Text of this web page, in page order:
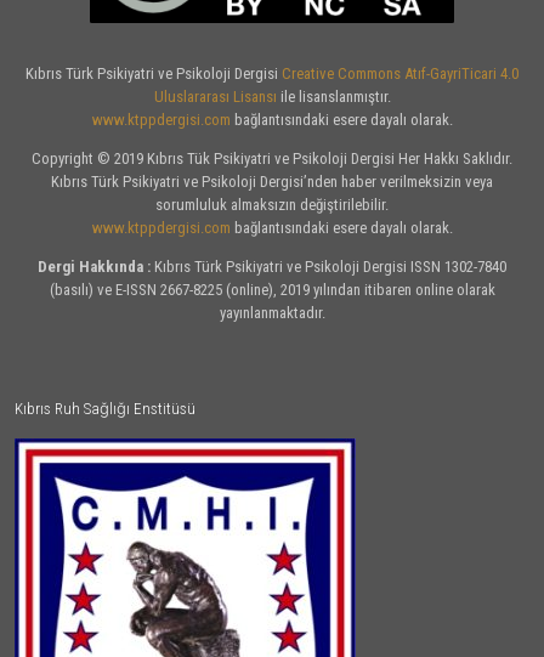
Kıbrıs Türk Psikiyatri ve Psikoloji Dergisi Creative Commons Atıf-GayriTicari 4.0
Uluslararası Lisansı ile lisanslanmıştır.
www.ktppdergisi.com bağlantısındaki esere dayalı olarak.
Copyright © 2019 Kıbrıs Tük Psikiyatri ve Psikoloji Dergisi Her Hakkı Saklıdır.
Kıbrıs Türk Psikiyatri ve Psikoloji Dergisi’nden haber verilmeksizin veya
sorumluluk almaksızın değiştirilebilir.
www.ktppdergisi.com bağlantısındaki esere dayalı olarak.
Dergi Hakkında : Kıbrıs Türk Psikiyatri ve Psikoloji Dergisi ISSN 1302-7840
(basılı) ve E-ISSN 2667-8225 (online), 2019 yılından itibaren online olarak
yayınlanmaktadır.
Kıbrıs Ruh Sağlığı Enstitüsü